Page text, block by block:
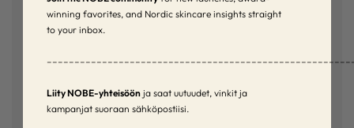
winning favorites, and Nordic skincare insights straight
to your inbox.
Liity NOBE-yhteisöön ja saat uutuudet, vinkit ja
kampanjat suoraan sähköpostiisi.